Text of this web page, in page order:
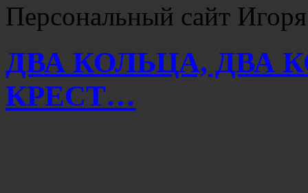
Персональный сайт
ДВА КОЛЬЦА, ДВА
КРЕСТ…